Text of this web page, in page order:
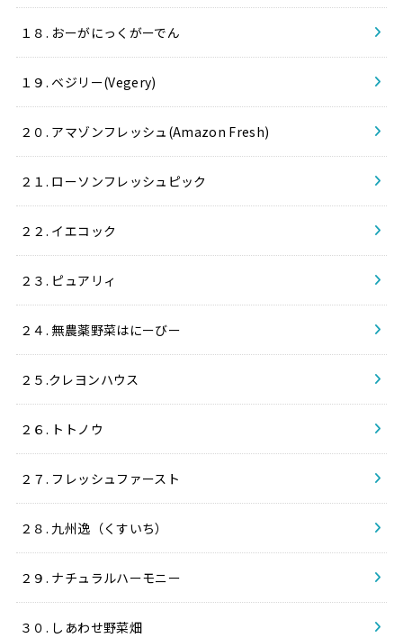
１８. おーがにっくがーでん
１９. ベジリー(Vegery)
２０. アマゾンフレッシュ(Amazon Fresh)
２１. ローソンフレッシュピック
２２. イエコック
２３. ピュアリィ
２４. 無農薬野菜はにーびー
２５.クレヨンハウス
２６. トトノウ
２７. フレッシュファースト
２８. 九州逸（くすいち）
２９. ナチュラルハーモニー
３０. しあわせ野菜畑